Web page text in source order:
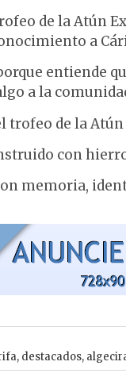
de la Atún
a
entiende
a la
trofeo de la
con
memoria,
, destacados,